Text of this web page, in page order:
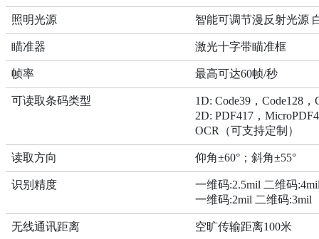
照明光源 智能可调节漫反射光源
瞄准器 激光十字带瞄准框
帧率 最高可达60帧/秒
可读取条码类型
1D: Code39，Code128
2D: PDF417，
OCR（可支持定制）
读取方向 仰角±60°；斜角±55°
识别精度
一维码:2.5mil 二维码
一维码:2mil 二维码:3mil
无线通讯距离 空旷传输距离100米